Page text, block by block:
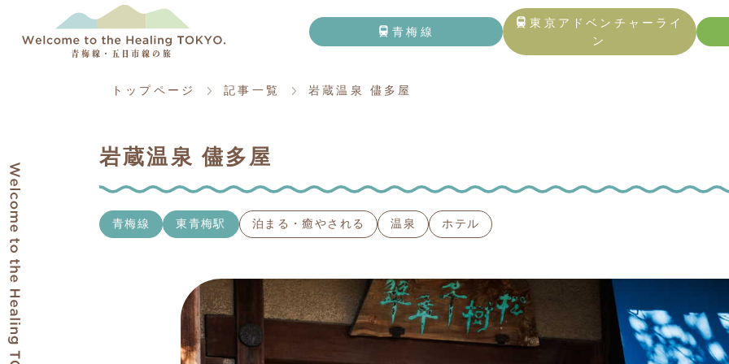
青梅線
東京アドベンチャーライ
ン
トップページ
遊ぶ・体験する
食べる・飲む
トップページ 記事一覧 岩蔵温泉 儘多屋
岩蔵温泉 儘多屋
青梅線 東青梅駅 泊まる・癒やされる 温泉 ホテル